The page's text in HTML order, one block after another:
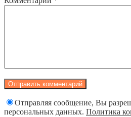
Отправляя сообщение, Вы
персональных данных. Политика